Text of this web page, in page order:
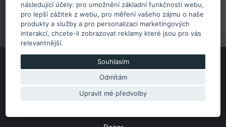
následující účely: pro umožnění základní funkčnosti webu,
pro lepší zážitek z webu, pro měření vašeho zájmu o naše
produkty a služby a pro personalizaci marketingových
interakcí,chcete-li zobrazovat reklamy které jsou pro vás
relevantnější.
Souhlasím
Odmítám
Upravit mé předvolby
POŠLI DOTAZ
Úprava a lazení
Obchodní podmínky
Reklamační řád